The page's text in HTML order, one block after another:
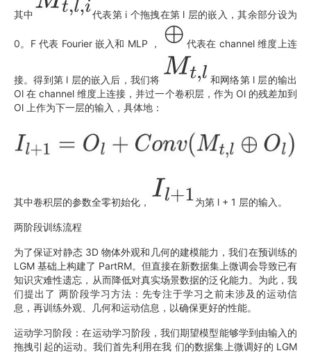
其中 代表第 i 个拖拽在第 l 层的嵌入，其余部分设为
0。F 代表 Fourier 嵌入和 MLP ， 代表在 channel 维度上连
接。得到第 l 层的嵌入后，我们将
和网络第 l 层的输出
Ol 在 channel 维度上连接，并过一个卷积层，作为 Ol 的残差加到
Ol 上作为下一层的输入，具体地：
其中卷积层的参数全零初始化， 为第 l + 1 层的输入。
两阶段训练流程
为了保证对静态 3D 物体外观和几何的建模能力，我们在预训练的
LGM 基础上构建了 PartRM。但直接在新数据集上微调会导致已有
知识灾难性遗忘，从而降低对真实场景数据的泛化能力。为此，我
们提出了 两阶段学习方法：先专注于学习之前未涉及的运动信
息，再训练外观、几何和运动信息，以确保更好的性能。
运动学习阶段：在运动学习阶段，我们期望模型能够学到由输入的
拖拽引起的运动。我们首先利用在我 们的数据集上微调好的 LGM